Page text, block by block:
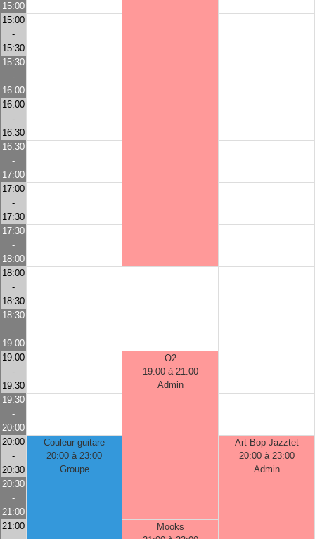
15:00
15:00
-
15:30
15:30
-
16:00
16:00
-
16:30
16:30
-
17:00
17:00
-
17:30
17:30
-
18:00
18:00
-
18:30
18:30
-
19:00
19:00
-
19:30
O2
19:00 à 21:00
Admin
19:30
-
20:00
20:00
-
20:30
Couleur guitare
20:00 à 23:00
Groupe
Art Bop Jazztet
20:00 à 23:00
Admin
20:30
-
21:00
21:00
Mooks